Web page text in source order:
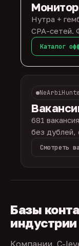
Нутра +
CPA-сетей.
Каталог
681
без дублей,
Смотреть
Базы
индустрии